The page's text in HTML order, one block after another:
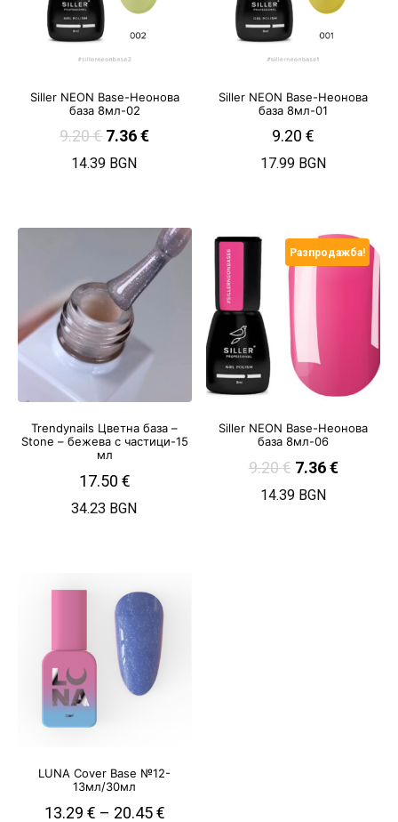
Siller NEON Base-Неонова
база 8мл-02
9.20€ 7.36€
14.39 BGN
Siller NEON Base-Неонова
база 8мл-01
9.20€
17.99 BGN
Trendynails Цветна база –
Stone – бежева с частици-15
мл
17.50 €
34.23 BGN
Разпродажба!
Siller NEON Base-Неонова
база 8мл-06
9.20€ 7.36€
14.39 BGN
LUNA Cover Base №12-
13мл/30мл
13.29 € – 20.45€